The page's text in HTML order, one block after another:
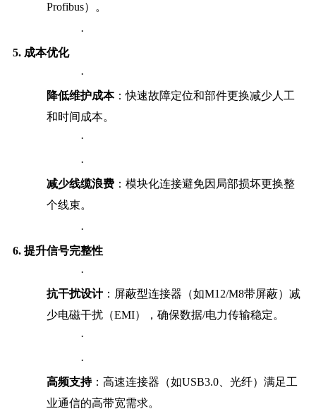
Profibus）。
·
5. 成本优化
·
降低维护成本：快速故障定位和部件更换减少人工
和时间成本。
·
·
减少线缆浪费：模块化连接避免因局部损坏更换整
个线束。
·
6. 提升信号完整性
·
抗干扰设计：屏蔽型连接器（如M12/M8带屏蔽）减
少电磁干扰（EMI），确保数据/电力传输稳定。
·
·
高频支持：高速连接器（如USB3.0、光纤）满足工
业通信的高带宽需求。